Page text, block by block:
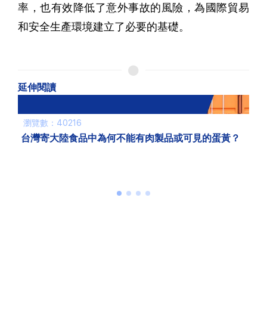
率，也有效降低了意外事故的風險，為國際貿易
和安全生產環境建立了必要的基礎。
延伸閱讀
瀏覽數：6816
【小三通】海運大陸CP值最高的選擇：金門、馬祖、